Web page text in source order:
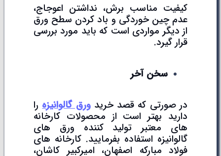
کیفیت مناسب برش، نداشتن اعوجاج،
عدم چین خوردگی و باد کردن سطح ورق
از دیگر مواردی است که باید مورد بررسی
قرار گیرد.
سخن آخر
در صورتی که قصد خریدورق گالوانیزه را
دارید بهتر است از محصولات کارخانه
های معتبر تولید کننده ورق های
گالوانیزه استفاده بفرمایید. کارخانه های
فولاد مبارکه اصفهان، امیرکبیر کاشان،